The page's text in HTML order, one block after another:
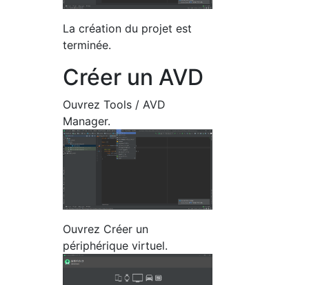
La création du projet est
terminée.
Créer un AVD
Ouvrez Tools / AVD
Manager.
Ouvrez Créer un
périphérique virtuel.